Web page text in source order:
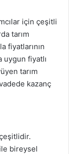
için çeşitli
tarım
fiyatlarının
fiyatlı
tarım
kazanç
bireysel